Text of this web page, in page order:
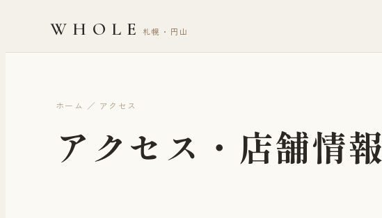
WHOLE 札幌・円山
ホーム ／ アクセス
アクセス・店舗情報